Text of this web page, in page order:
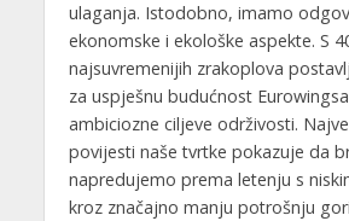
ulaganja. Istodobno, imamo
ekonomske i ekološke aspekte. S
najsuvremenijih zrakoplova
za uspješnu budućnost
ambiciozne ciljeve održivosti.
povijesti naše tvrtke pokazuje da
napredujemo prema letenju s
kroz značajno manju potrošnju